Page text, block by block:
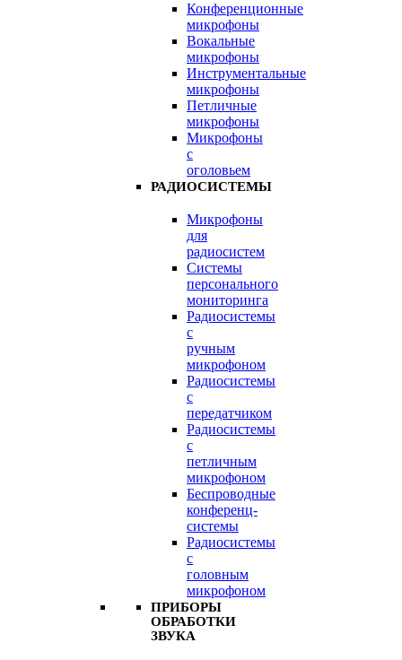
Конференционные
микрофоны
Вокальные
микрофоны
Инструментальные
микрофоны
Петличные
микрофоны
Микрофоны
с
оголовьем
РАДИОСИСТЕМЫ
Микрофоны
для
радиосистем
Системы
персонального
мониторинга
Радиосистемы
c
ручным
микрофоном
Радиосистемы
с
передатчиком
Радиосистемы
с
петличным
микрофоном
Беспроводные
конференц-
системы
Радиосистемы
с
головным
микрофоном
ПРИБОРЫ
ОБРАБОТКИ
ЗВУКА